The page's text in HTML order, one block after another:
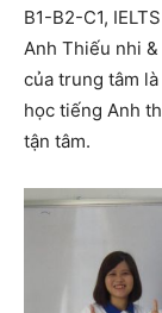
B1-B2-C1,
Anh Thiếu nhi
của trung tâm
học tiếng Anh
tận tâm.